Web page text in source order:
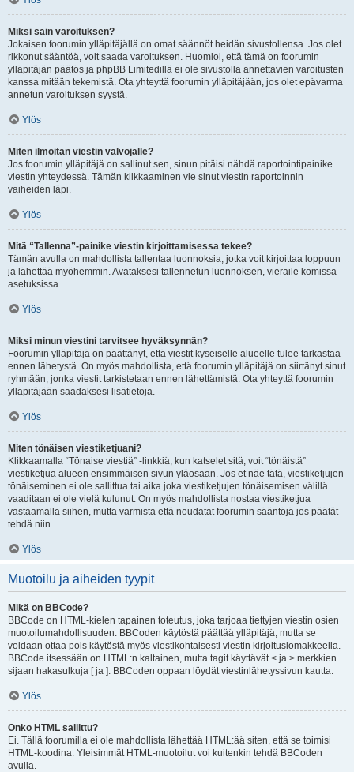
Miksi sain varoituksen?
Jokaisen foorumin ylläpitäjällä on omat säännöt heidän sivustollensa. Jos olet
rikkonut sääntöä, voit saada varoituksen. Huomioi, että tämä on foorumin
ylläpitäjän päätös ja phpBB Limitedillä ei ole sivustolla annettavien varoitusten
kanssa mitään tekemistä. Ota yhteyttä foorumin ylläpitäjään, jos olet epävarma
annetun varoituksen syystä.
Ylös
Miten ilmoitan viestin valvojalle?
Jos foorumin ylläpitäjä on sallinut sen, sinun pitäisi nähdä raportointipainike
viestin yhteydessä. Tämän klikkaaminen vie sinut viestin raportoinnin
vaiheiden läpi.
Ylös
Mitä “Tallenna”-painike viestin kirjoittamisessa tekee?
Tämän avulla on mahdollista tallentaa luonnoksia, jotka voit kirjoittaa loppuun
ja lähettää myöhemmin. Avataksesi tallennetun luonnoksen, vieraile komissa
asetuksissa.
Ylös
Miksi minun viestini tarvitsee hyväksynnän?
Foorumin ylläpitäjä on päättänyt, että viestit kyseiselle alueelle tulee tarkastaa
ennen lähetystä. On myös mahdollista, että foorumin ylläpitäjä on siirtänyt sinut
ryhmään, jonka viestit tarkistetaan ennen lähettämistä. Ota yhteyttä foorumin
ylläpitäjään saadaksesi lisätietoja.
Ylös
Miten tönäisen viestiketjuani?
Klikkaamalla “Tönaise viestiä” -linkkiä, kun katselet sitä, voit “tönäistä”
viestiketjua alueen ensimmäisen sivun yläosaan. Jos et näe tätä, viestiketjujen
tönäiseminen ei ole sallittua tai aika joka viestiketjujen tönäisemisen välillä
vaaditaan ei ole vielä kulunut. On myös mahdollista nostaa viestiketjua
vastaamalla siihen, mutta varmista että noudatat foorumin sääntöjä jos päätät
tehdä niin.
Ylös
Muotoilu ja aiheiden tyypit
Mikä on BBCode?
BBCode on HTML-kielen tapainen toteutus, joka tarjoaa tiettyjen viestin osien
muotoilumahdollisuuden. BBCoden käytöstä päättää ylläpitäjä, mutta se
voidaan ottaa pois käytöstä myös viestikohtaisesti viestin kirjoituslomakkeella.
BBCode itsessään on HTML:n kaltainen, mutta tagit käyttävät < ja > merkkien
sijaan hakasulkuja [ ja ]. BBCoden oppaan löydät viestinlähetyssivun kautta.
Ylös
Onko HTML sallittu?
Ei. Tällä foorumilla ei ole mahdollista lähettää HTML:ää siten, että se toimisi
HTML-koodina. Yleisimmät HTML-muotoilut voi kuitenkin tehdä BBCoden
avulla.